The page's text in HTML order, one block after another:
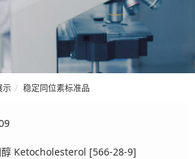
示 稳定同位素标准品
Ketocholesterol [566-28-9]